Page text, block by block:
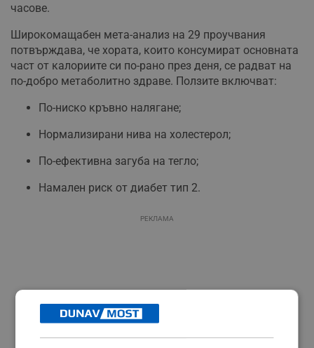
часове.
Широкомащабен мета-анализ на 29 проучвания
потвърждава, че хората, които консумират основната
част от калориите си по-рано през деня, се радват на
по-добро метаболитно здраве. Ползите включват:
По-ниско кръвно налягане;
Нормализирани нива на холестерол;
По-ефективна загуба на тегло;
Намален риск от диабет тип 2.
РЕКЛАМА